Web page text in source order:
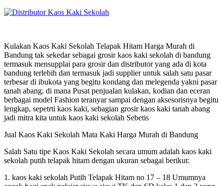
Kulakan Kaos Kaki Sekolah Telapak Hitam Harga Murah di
Bandung tak sekedar sebagai grosir kaos kaki sekolah di bandung
termasuk mensupplai para grosir dan distributor yang ada di kota
bandung terlebih dan termasuk jadi supplier untuk salah satu pasar
terbesar di ibukota yang begitu kondang dan melegenda yakni pasar
tanah abang, di mana Pusat penjualan kulakan, kodian dan eceran
berbagai model Fashion teranyar sampai dengan aksesorisnya begitu
lengkap, sepetrti kaos kaki, sebagian grosir kaos kaki tanah abang
jadi mitra kita untuk kaos kaki sekolah Sebetis
Jual Kaos Kaki Sekolah Mata Kaki Harga Murah di Bandung
Salah Satu tipe Kaos Kaki Sekolah secara umum adalah kaos kaki
sekolah putih telapak hitam dengan ukuran sebagai berikut:
1. kaos kaki sekolah Putih Telapak Hitam no 17 – 18 Umumnya